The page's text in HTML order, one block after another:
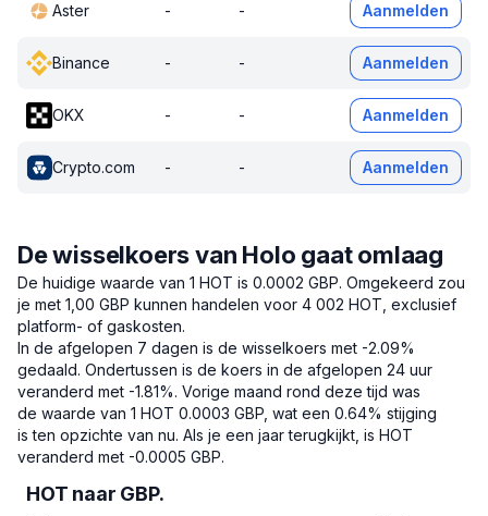
Aster - - Aanmelden
Binance - - Aanmelden
OKX - - Aanmelden
Crypto.com - - Aanmelden
De wisselkoers van Holo gaat omlaag
De huidige waarde van 1 HOT is 0.0002 GBP. Omgekeerd zou
je met 1,00 GBP kunnen handelen voor 4 002 HOT, exclusief
platform- of gaskosten.
In de afgelopen 7 dagen is de wisselkoers met -2.09%
gedaald. Ondertussen is de koers in de afgelopen 24 uur
veranderd met -1.81%. Vorige maand rond deze tijd was
de waarde van 1 HOT 0.0003 GBP, wat een 0.64% stijging
is ten opzichte van nu. Als je een jaar terugkijkt, is HOT
veranderd met -0.0005 GBP.
HOT naar GBP.